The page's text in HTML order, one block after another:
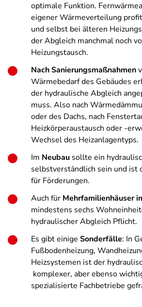
optimale Funktion.
eigener Wärmeverteilung
und selbst bei älteren
der Abgleich manchmal noch
Heizungstausch.
Nach Sanierungsmaßnahmen
Wärmebedarf des Gebäudes
der hydraulische Abgleich
muss. Also nach
oder des Dachs, nach
Heizkörperaustausch oder -
Wechsel des Heizanlagentyps.
Im Neubau sollte ein
selbstverständlich sein und ist
für Förderungen.
Auch für Mehrfamilienhäuser
mindestens sechs
hydraulischer Abgleich Pflicht.
Es gibt einige Sonderfälle: In
Fußbodenheizung,
Heizsystemen ist der
komplexer, aber ebenso
spezialisierte Fachbetriebe